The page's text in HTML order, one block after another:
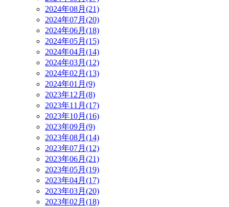
2024年08月(21)
2024年07月(20)
2024年06月(18)
2024年05月(15)
2024年04月(14)
2024年03月(12)
2024年02月(13)
2024年01月(9)
2023年12月(8)
2023年11月(17)
2023年10月(16)
2023年09月(9)
2023年08月(14)
2023年07月(12)
2023年06月(21)
2023年05月(19)
2023年04月(17)
2023年03月(20)
2023年02月(18)